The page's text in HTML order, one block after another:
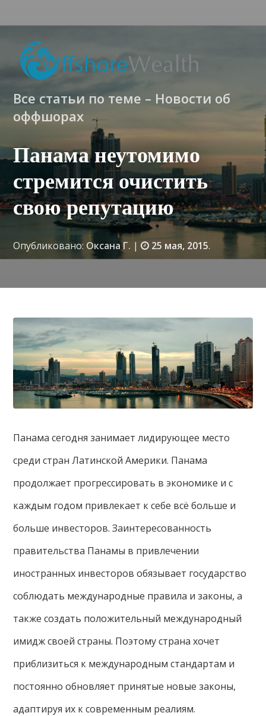
Все статьи по теме – Новости об
оффшорах
Панама неутомимо
стремится очистить
свою репутацию
Опубликовано: Оксана Г. | 25 мая, 2015.
Панама сегодня занимает лидирующее место
среди стран Латинской Америки. Панама
продолжает прогрессировать в экономике и с
каждым годом привлекает к себе всё больше и
больше инвесторов. Заинтересованность
правительства Панамы в привлечении
иностранных инвесторов обязывает государство
соблюдать международные правила и законы, а
также создать положительный международный
имидж своей страны. Поэтому страна хочет
приблизиться к международным стандартам и
постоянно обновляет принятые новые законы,
адаптируя их к современным реалиям.